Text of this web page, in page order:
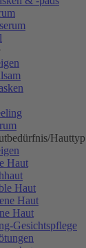
Hauttyp
Haut
Haut
Haut
Haut
Gesichtspflege